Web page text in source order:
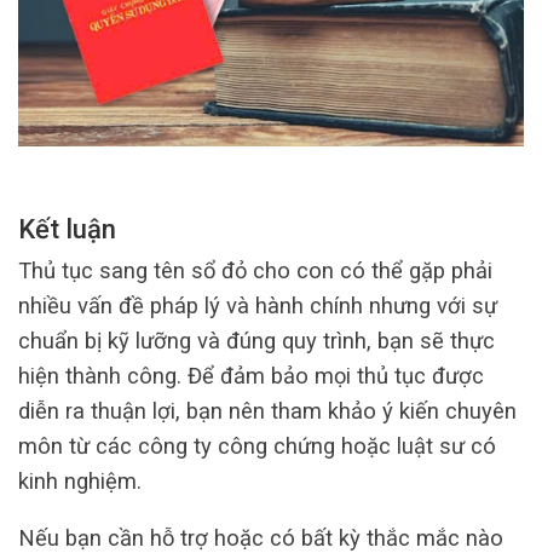
Kết luận
Thủ tục sang tên sổ đỏ cho con có thể gặp phải
nhiều vấn đề pháp lý và hành chính nhưng với sự
chuẩn bị kỹ lưỡng và đúng quy trình, bạn sẽ thực
hiện thành công. Để đảm bảo mọi thủ tục được
diễn ra thuận lợi, bạn nên tham khảo ý kiến chuyên
môn từ các công ty công chứng hoặc luật sư có
kinh nghiệm.
Nếu bạn cần hỗ trợ hoặc có bất kỳ thắc mắc nào